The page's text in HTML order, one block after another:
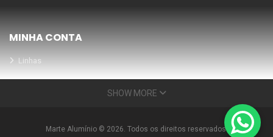
MINHA CONTA
Linhas
Meus Orçamentos
Condições Especiais
SHOW MORE
Marte Alumínio © 2026. Todos os direitos reservados.